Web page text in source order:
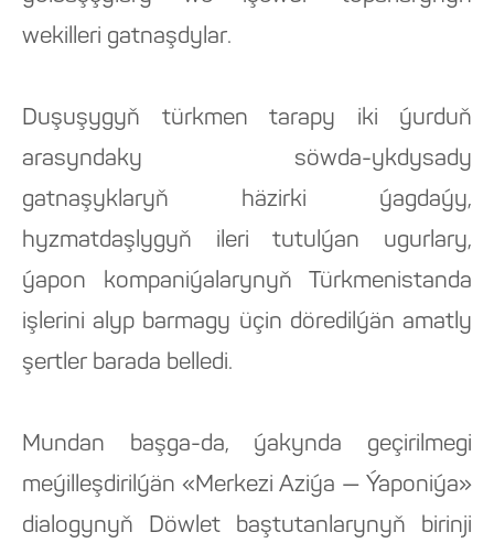
wekilleri gatnaşdylar.
Duşuşygyň türkmen tarapy iki ýurduň
arasyndaky söwda-ykdysady
gatnaşyklaryň häzirki ýagdaýy,
hyzmatdaşlygyň ileri tutulýan ugurlary,
ýapon kompaniýalarynyň Türkmenistanda
işlerini alyp barmagy üçin döredilýän amatly
şertler barada belledi.
Mundan başga-da, ýakynda geçirilmegi
meýilleşdirilýän «Merkezi Aziýa — Ýaponiýa»
dialogynyň Döwlet baştutanlarynyň birinji